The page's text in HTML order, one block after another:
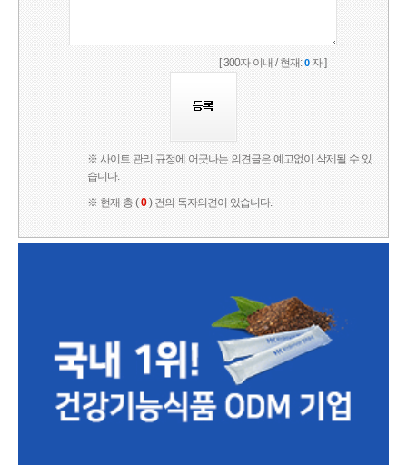
[ 300자 이내 / 현재:0자 ]
※ 사이트 관리 규정에 어긋나는 의견글은 예고없이 삭제될 수 있
습니다.
※ 현재 총 (0) 건의 독자의견이 있습니다.